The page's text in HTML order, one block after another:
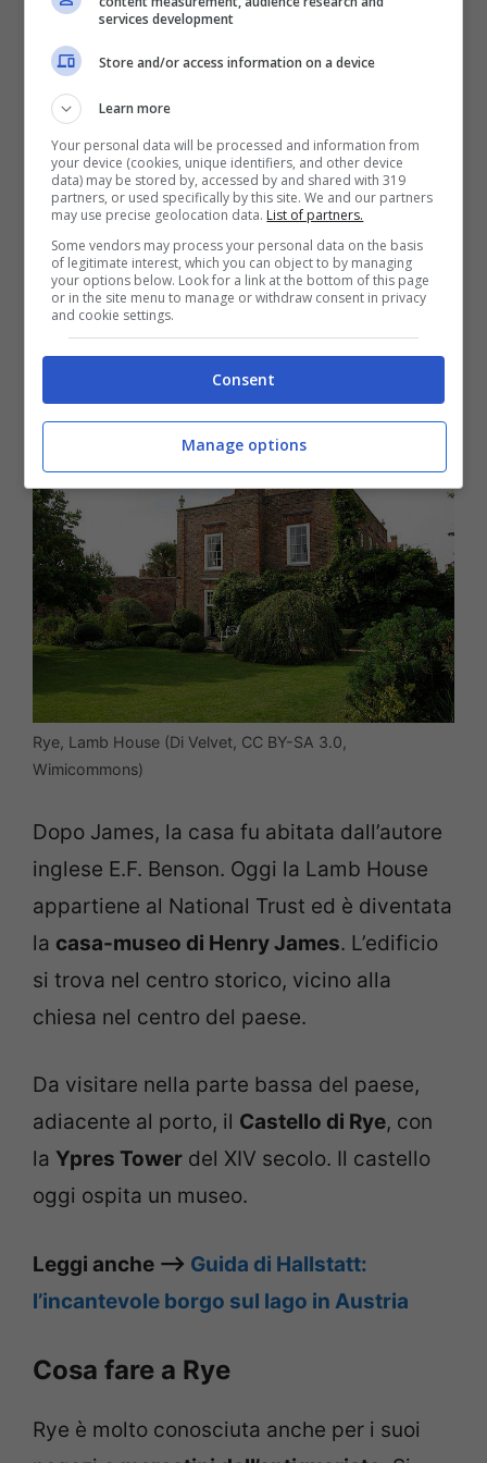
titolo di “Rye Royal” dopo una visita nel
1573. Nel 1726, re Giorgio I, mentre era di
ritorno dalle colonie, attraccò alla vicina
spiaggia di Camber Sands
(dove oggi c’è
un resort turistico) e si fermò per alcuni
giorni a Rye, soggiornando allaLamb
House, residenza in mattoni rossi che in
seguito diventò la casa del celebre
scrittore americano
del romanzo “Ritratto di signora“.
Rye, Lamb House (Di Velvet, CC BY-SA 3.0,
Wimicommons)
Dopo James, la casa fu abitata dall’autore
inglese E.F. Benson. Oggi la Lamb House
appartiene al National Trust ed è diventata
la casa-museo di Henry James. L’edificio
si trova nel centro storico, vicino alla
chiesa nel centro del paese.
Da visitare nella parte bassa del paese,
adiacente al porto, il Castello di Rye, con
la Ypres Tower del XIV secolo. Il castello
oggi ospita un museo.
Leggi anche –> Guida di Hallstatt:
l’incantevole borgo sul lago in Austria
Cosa fare a Rye
Rye è molto conosciuta anche per i suoi
services development
Store and/or access information on a device
Learn more
Your personal data will be processed and information from
your device (cookies, unique identifiers, and other device
data) may be stored by, accessed by and shared with 319
partners, or used specifically by this site. We and our partners
may use precise geolocation data. List of partners.
Some vendors may process your personal data on the basis
of legitimate interest, which you can object to by managing
your options below. Look for a link at the bottom of this page
or in the site menu to manage or withdraw consent in privacy
and cookie settings.
Consent
Manage options